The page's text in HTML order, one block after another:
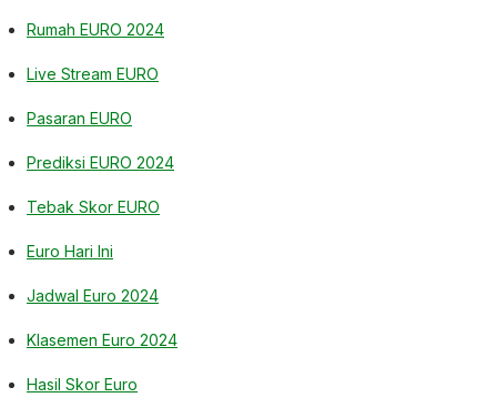
Rumah EURO 2024
Live Stream EURO
Pasaran EURO
Prediksi EURO 2024
Tebak Skor EURO
Euro Hari Ini
Jadwal Euro 2024
Klasemen Euro 2024
Hasil Skor Euro